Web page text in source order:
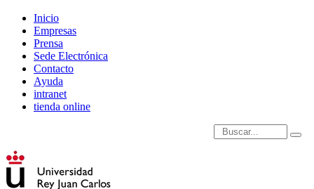
Inicio
Empresas
Prensa
Sede Electrónica
Contacto
Ayuda
intranet
tienda online
Introduce términos de